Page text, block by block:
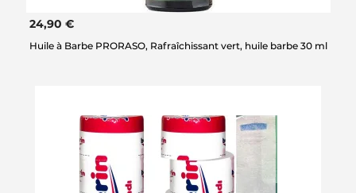
24,90 €
Huile à Barbe PRORASO, Rafraîchissant vert, huile barbe 30 ml